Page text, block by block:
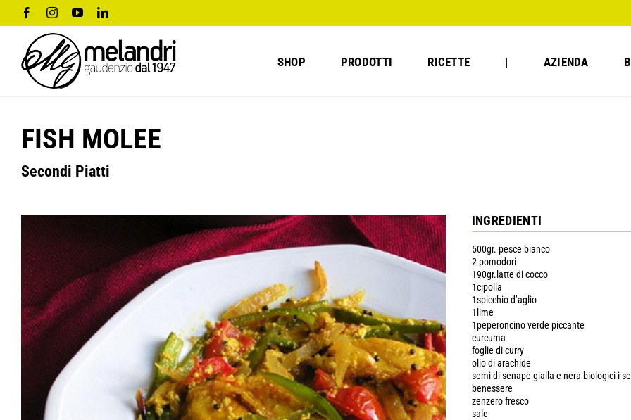
al
contenuto
FacebookInstagramYouTubeLinkedIn
SHOP PRODOTTI RICETTE | AZIENDA
FISH MOLEE
Secondi Piatti
INGREDIENTI
500gr. pesce bianco
2 pomodori
190gr.latte di cocco
1cipolla
1spicchio d’aglio
1lime
1peperoncino verde piccante
curcuma
foglie di curry
olio di arachide
semi di senape gialla e nera biologici i
benessere
zenzero fresco
sale